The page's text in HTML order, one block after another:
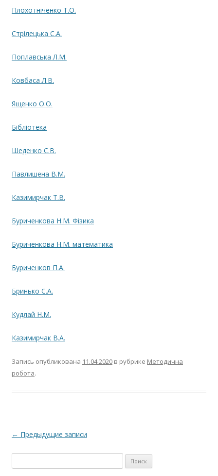
Плохотніченко Т.О.
Стрілецька С.А.
Поплавська Л.М.
Ковбаса Л.В.
Ященко О.О.
Бібліотека
Шеденко С.В.
Павлишена В.М.
Казимирчак Т.В.
Буриченкова Н.М. Фізика
Буриченкова Н.М. математика
Буриченков П.А.
Бринько С.А.
Кудлай Н.М.
Казимирчак В.А.
Запись опубликована 11.04.2020 в рубрике Методична
робота.
Навигация по записям
← Предыдущие записи